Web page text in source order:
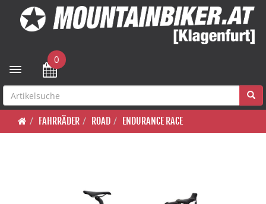
Toggle navigation
0
FAHRRÄDER ROAD ENDURANCE RACE